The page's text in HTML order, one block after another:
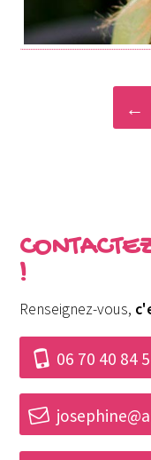
!
Renseignez-vous,
i 06 70 40 84
h